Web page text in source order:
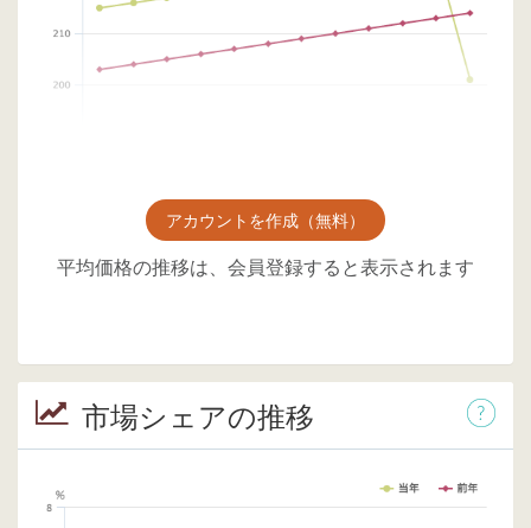
アカウントを作成（無料）
平均価格の推移は、会員登録すると表示されます
市場シェアの推移